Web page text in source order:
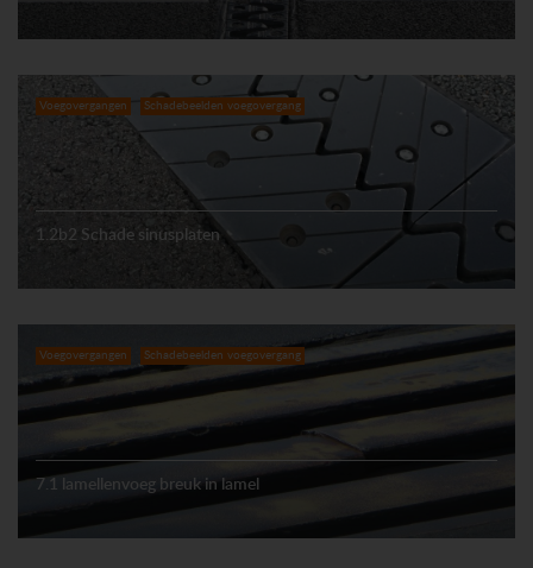
Voegovergangen Schadebeelden voegovergang
1.2b2 Schade sinusplaten
Voegovergangen Schadebeelden voegovergang
7.1 lamellenvoeg breuk in lamel